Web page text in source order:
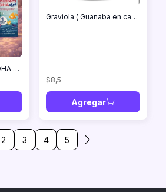
Omega 3 para niño DHA presentación líquido 60ml
Graviola ( Guanaba en capsulas)
$8,5
Agregar
2 3 4 5